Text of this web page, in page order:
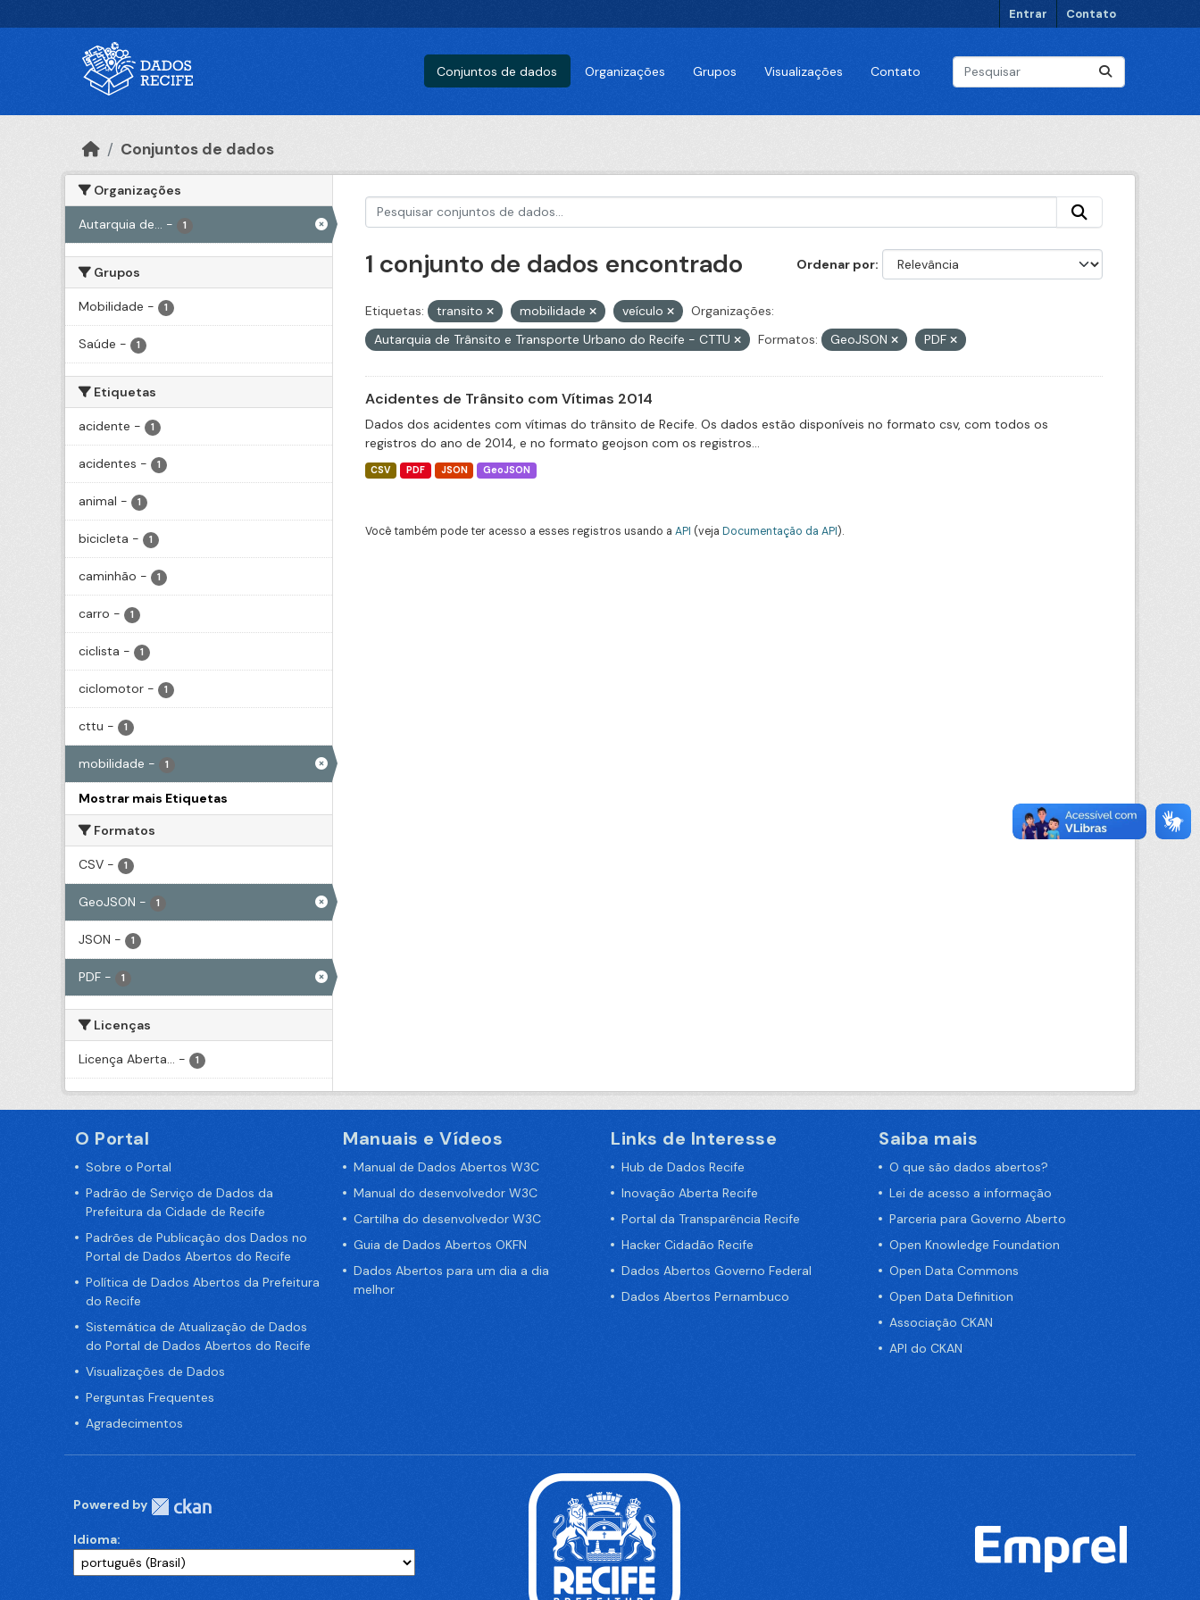
Entrar Contato
Conjuntos de dados Organizações Grupos Visualizações Contato
Conjuntos de dados
Organizações
Autarquia de... - 1
Grupos
Mobilidade - 1
Saúde - 1
Etiquetas
acidente - 1
acidentes - 1
animal - 1
bicicleta - 1
caminhão - 1
carro - 1
ciclista - 1
ciclomotor - 1
cttu - 1
mobilidade - 1
Mostrar mais Etiquetas
Formatos
CSV - 1
GeoJSON - 1
JSON - 1
PDF - 1
Licenças
Licença Aberta... - 1
Ordenar por
1 conjunto de dados encontrado
Etiquetas: transito mobilidade veículo
Organizações:
Autarquia de Trânsito e Transporte Urbano do Recife - CTTU
Formatos: GeoJSON PDF
Acidentes de Trânsito com Vítimas 2014
Dados dos acidentes com vítimas do trânsito de Recife. Os dados estão disponíveis no formato csv, com todos os
registros do ano de 2014, e no formato geojson com os registros...
CSV PDF JSON GeoJSON
Você também pode ter acesso a esses registros usando a API (veja Documentação da API).
O Portal
Sobre o Portal
Padrão de Serviço de Dados da
Prefeitura da Cidade de Recife
Padrões de Publicação dos Dados no
Portal de Dados Abertos do Recife
Política de Dados Abertos da Prefeitura
do Recife
Sistemática de Atualização de Dados
do Portal de Dados Abertos do Recife
Visualizações de Dados
Perguntas Frequentes
Agradecimentos
Manuais e Vídeos
Manual de Dados Abertos W3C
Manual do desenvolvedor W3C
Cartilha do desenvolvedor W3C
Guia de Dados Abertos OKFN
Dados Abertos para um dia a dia
melhor
Links de Interesse
Hub de Dados Recife
Inovação Aberta Recife
Portal da Transparência Recife
Hacker Cidadão Recife
Dados Abertos Governo Federal
Dados Abertos Pernambuco
Saiba mais
O que são dados abertos?
Lei de acesso a informação
Parceria para Governo Aberto
Open Knowledge Foundation
Open Data Commons
Open Data Definition
Associação CKAN
API do CKAN
Powered by
Idioma